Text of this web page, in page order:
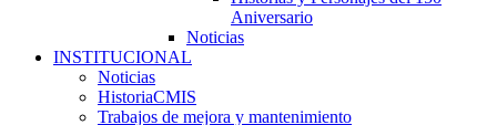
Aniversario
Noticias
INSTITUCIONAL
Noticias
HistoriaCMIS
Trabajos de mejora y mantenimiento